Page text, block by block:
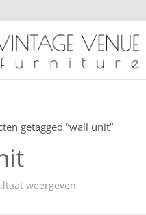
getagged “wall unit”
weergeven